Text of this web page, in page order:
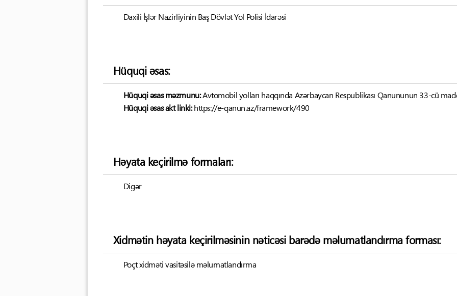
Daxili İşlər Nazirliyinin Baş Dövlət Yol Polisi İdarəsi
Hüquqi əsas:
Hüquqi əsas məzmunu:Avtomobil yolları haqqında Azərbaycan Respublikası Qanununun 33-cü
Hüquqi əsas akt linki:https://e-qanun.az/framework/490
Həyata keçirilmə formaları:
Digər
Xidmətin həyata keçirilməsinin nəticəsi barədə məlumatlandırma forması:
Poçt xidməti vasitəsilə məlumatlandırma